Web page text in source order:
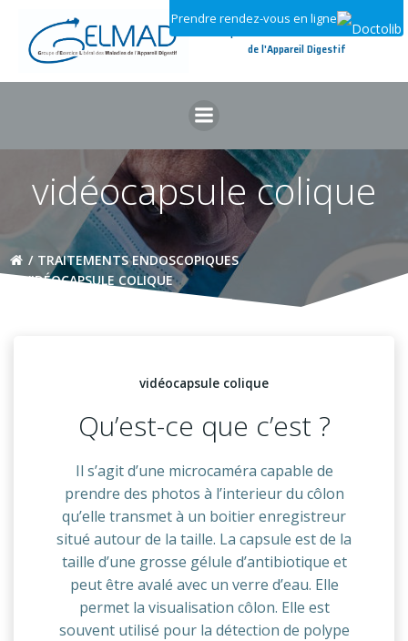
Prendre rendez-vous en ligne
au
contenu
Groupe d'Exercice Libéral des Maladies
de l'Appareil Digestif
vidéocapsule colique
TRAITEMENTS ENDOSCOPIQUES
VIDÉOCAPSULE COLIQUE
vidéocapsule colique
Qu’est-ce que c’est ?
Il s’agit d’une microcaméra capable de
prendre des photos à l’interieur du côlon
qu’elle transmet à un boitier enregistreur
situé autour de la taille. La capsule est de la
taille d’une grosse gélule d’antibiotique et
peut être avalé avec un verre d’eau. Elle
permet la visualisation côlon. Elle est
souvent utilisé pour la détection de polype